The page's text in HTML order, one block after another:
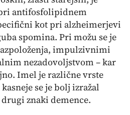
antifosfolipidnem
kot pri alzheimerjevi
spomina. Pri možu se je
impulzivnimi
nezadovoljstvom – kar
Imel je različne vrste
se je bolj izražal
znaki demence.